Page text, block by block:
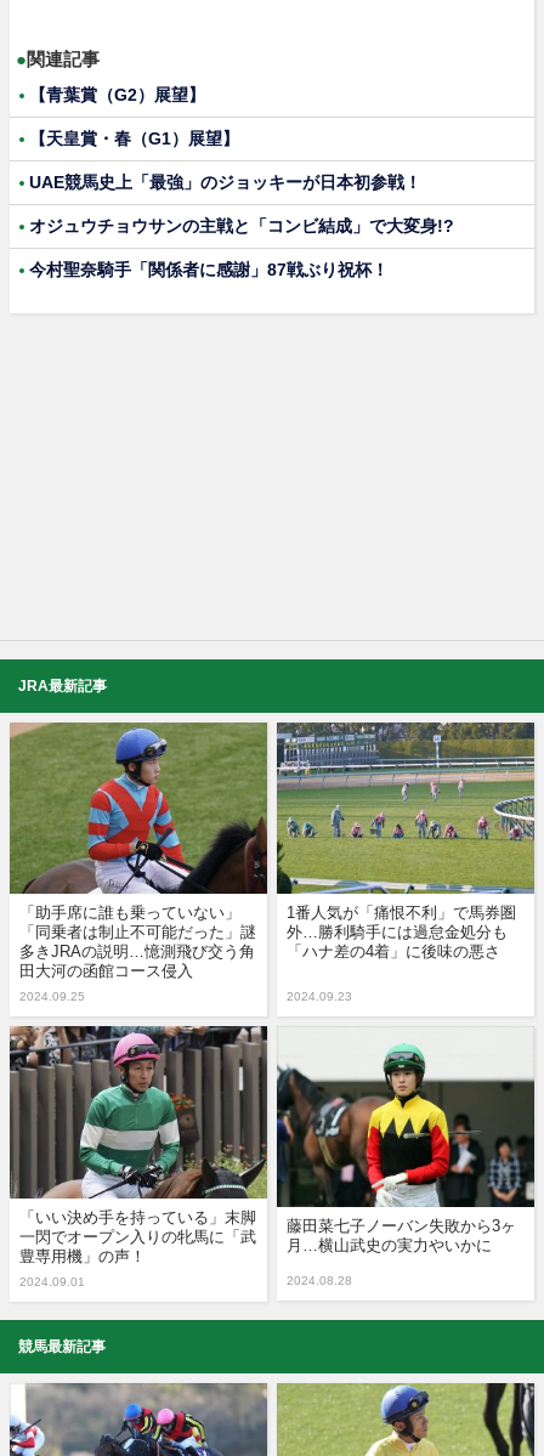
●関連記事
【青葉賞（G2）展望】
【天皇賞・春（G1）展望】
UAE競馬史上「最強」のジョッキーが日本初参戦！
オジュウチョウサンの主戦と「コンビ結成」で大変身!?
今村聖奈騎手「関係者に感謝」87戦ぶり祝杯！
JRA最新記事
「助手席に誰も乗っていない」
「同乗者は制止不可能だった」謎
多きJRAの説明…憶測飛び交う角
田大河の函館コース侵入
2024.09.25
1番人気が「痛恨不利」で馬券圏
外…勝利騎手には過怠金処分も
「ハナ差の4着」に後味の悪さ
2024.09.23
「いい決め手を持っている」末脚
一閃でオープン入りの牝馬に「武
豊専用機」の声！
2024.09.01
藤田菜七子ノーバン失敗から3ヶ
月…横山武史の実力やいかに
2024.08.28
競馬最新記事